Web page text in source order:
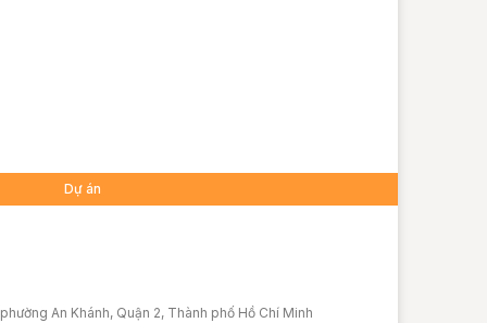
Dự án
An Khánh, Quận 2, Thành phố Hồ Chí Minh